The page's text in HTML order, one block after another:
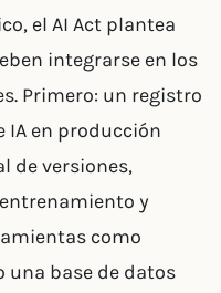
el AI Act plantea
integrarse en los
Primero: un registro
IA en producción
de versiones,
y
como
una base de datos